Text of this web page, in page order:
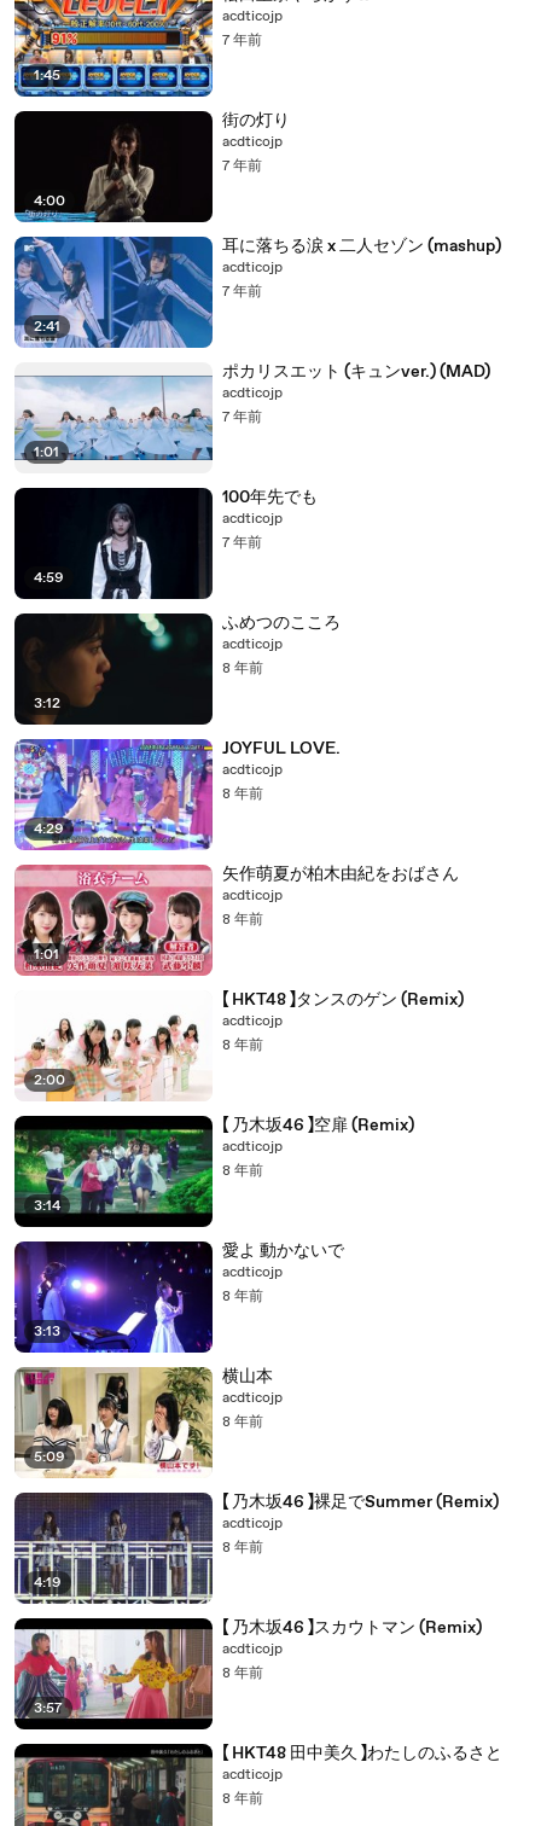
1:45
acdticojp
7 年前
4:00
街の灯り
acdticojp
7 年前
2:41
耳に落ちる涙 x 二人セゾン (mashup)
acdticojp
7 年前
1:01
ポカリスエット (キュンver.) (MAD)
acdticojp
7 年前
4:59
100年先でも
acdticojp
7 年前
3:12
ふめつのこころ
acdticojp
8 年前
4:29
JOYFUL LOVE.
acdticojp
8 年前
1:01
矢作萌夏が柏木由紀をおばさん
acdticojp
8 年前
2:00
【 HKT48 】タンスのゲン (Remix)
acdticojp
8 年前
3:14
【 乃木坂46 】空扉 (Remix)
acdticojp
8 年前
3:13
愛よ 動かないで
acdticojp
8 年前
5:09
横山本
acdticojp
8 年前
4:19
【 乃木坂46 】裸足でSummer (Remix)
acdticojp
8 年前
3:57
【 乃木坂46 】スカウトマン (Remix)
acdticojp
8 年前
【 HKT48 田中美久 】わたしのふるさと
acdticojp
8 年前